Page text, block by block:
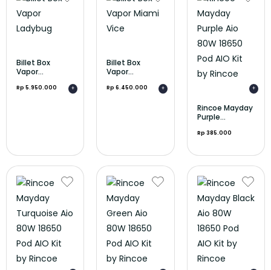
Billet Box
Vapor...
Rp 5.950.000 +
Billet Box
Vapor...
Rp 6.450.000 +
Rincoe Mayday
Purple...
Rp 385.000
+